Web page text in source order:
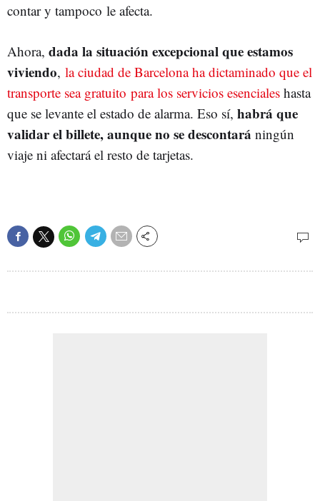
contar y tampoco le afecta.
Ahora, dada la situación excepcional que estamos
viviendo, la ciudad de Barcelona ha dictaminado que el
transporte sea gratuito para los servicios esenciales hasta
que se levante el estado de alarma. Eso sí, habrá que
validar el billete, aunque no se descontará ningún
viaje ni afectará el resto de tarjetas.